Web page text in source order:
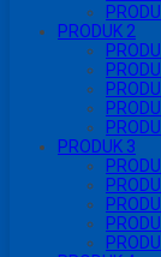
PRODUK 2
PRODUK 3